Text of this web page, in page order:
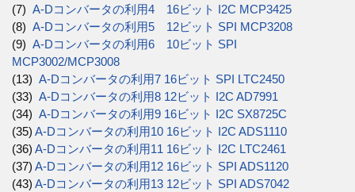
(7) A-Dコンバータの利用4 16ビット I2C MCP3425
(8) A-Dコンバータの利用5 12ビット SPI MCP3208
(9) A-Dコンバータの利用6 10ビット SPI
MCP3002/MCP3008
(13) A-Dコンバータの利用7 16ビット SPI LTC2450
(33) A-Dコンバータの利用8 12ビット I2C AD7991
(34) A-Dコンバータの利用9 16ビット I2C SX8725C
(35) A-Dコンバータの利用10 16ビット I2C ADS1110
(36) A-Dコンバータの利用11 16ビット I2C LTC2461
(37) A-Dコンバータの利用12 16ビット SPI ADS1120
(43) A-Dコンバータの利用13 12ビット SPI ADS7042